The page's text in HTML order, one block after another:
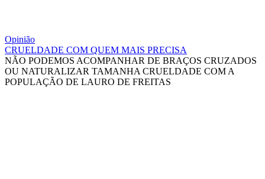
Opinião
CRUELDADE COM QUEM MAIS PRECISA
NÃO PODEMOS ACOMPANHAR DE BRAÇOS CRUZADOS
OU NATURALIZAR TAMANHA CRUELDADE COM A
POPULAÇÃO DE LAURO DE FREITAS